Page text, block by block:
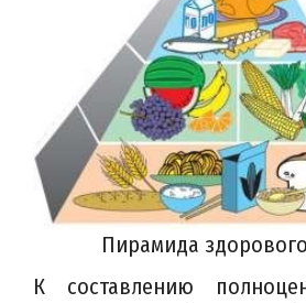
Пирамида
К составлению